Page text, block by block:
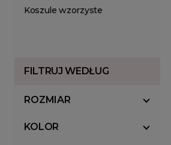
Koszule wzorzyste
FILTRUJ WEDŁUG
ROZMIAR
KOLOR